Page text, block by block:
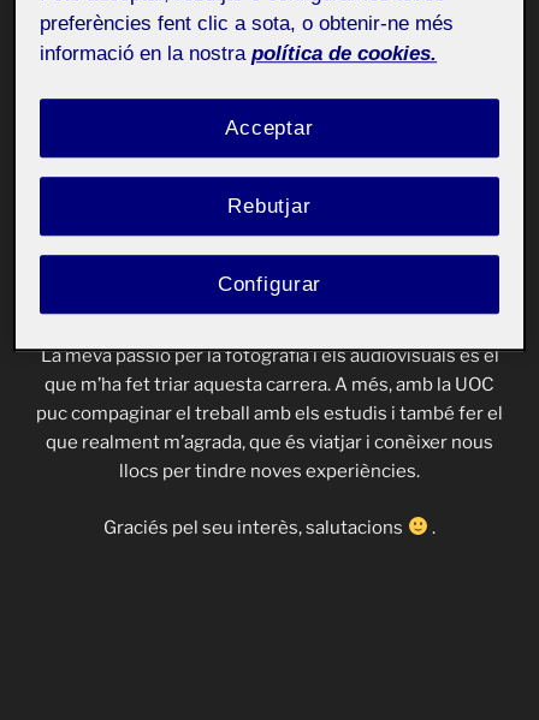
Públic
Hola a tothom!
El meu nom és Luna. Vaig néixer a l’Argentina, però
actualment resideixo a Barcelona.
Sempre m’ha agradat l’art i la seva història, m’encanta
La meva passió per la fotografia i els audiovisuals és el
que m’ha fet triar aquesta carrera. A més, amb la UOC
puc compaginar el treball amb els estudis i també fer el
que realment m’agrada, que és viatjar i conèixer nous
llocs per tindre noves experiències.
Graciés pel seu interès, salutacions .
preferències fent clic a sota, o obtenir-ne més
informació en la nostra política de cookies.
Rebutjar
Acceptar
Configurar